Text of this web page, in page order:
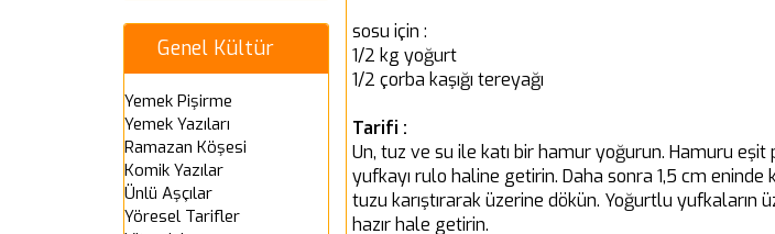
sosu için :
1/2 kg yoğurt
1/2 çorba kaşığı tereyağı
Tarifi :
Un, tuz ve su ile katı bir hamur yoğurun. Hamuru eşit
yufkayı rulo haline getirin. Daha sonra 1,5 cm
tuzu karıştırarak üzerine dökün. Yoğurtlu yufkaların
hazır hale getirin.
Genel Kültür
Yemek Pişirme
Yemek Yazıları
Ramazan Köşesi
Komik Yazılar
Ünlü Aşçılar
Yöresel Tarifler